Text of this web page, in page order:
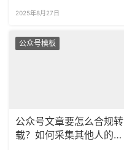
2025年8月27日
公众号模板
公众号文章要怎么合规转
载？如何采集其他人的公